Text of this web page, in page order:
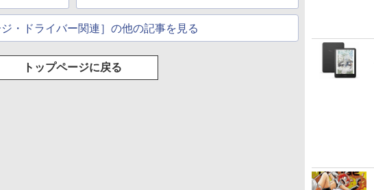
ジ・ドライバー関連］の他の記事を見る
トップページに戻る